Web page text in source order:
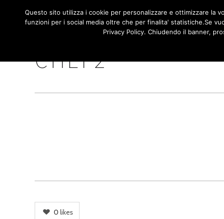
HOME
CHEF2
0 likes
Questo sito utilizza i cookie per personalizzare e ottimizzare la
funzioni per i social media oltre che per finalita' statistiche.Se
Privacy Policy. Chiudendo il banner,